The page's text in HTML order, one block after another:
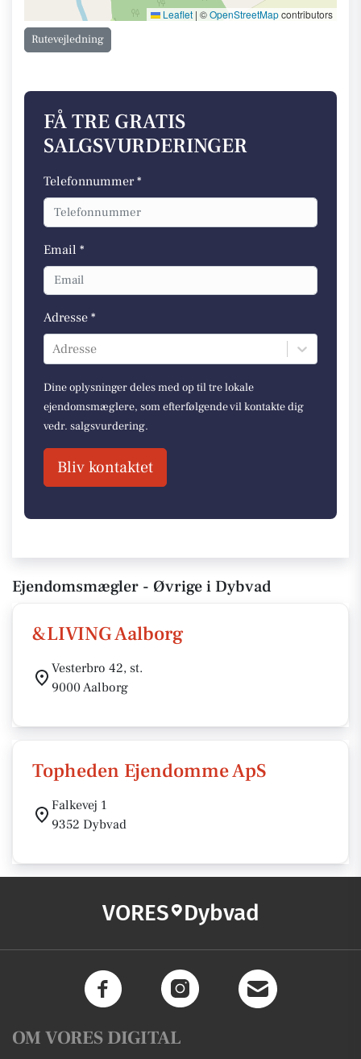
Leaflet | ©OpenStreetMapcontributors
Rutevejledning
FÅ TRE GRATIS
SALGSVURDERINGER
Telefonnummer *
Email *
Adresse *
Adresse
Dine oplysninger deles med op til tre lokale
ejendomsmæglere, som efterfølgende vil kontakte dig
vedr. salgsvurdering.
Bliv kontaktet
Ejendomsmægler - Øvrige i Dybvad
&LIVING Aalborg
Vesterbro 42, st.
9000 Aalborg
Topheden Ejendomme ApS
Falkevej 1
9352 Dybvad
VORES Dybvad
OM VORES DIGITAL